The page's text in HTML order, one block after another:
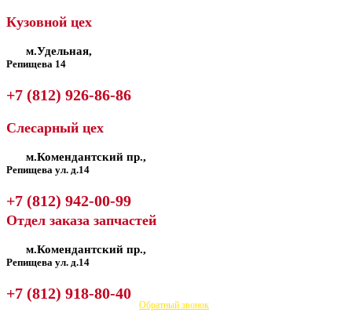
Кузовной цех
м.Удельная,
Репищева 14
+7 (812) 926-86-86
Слесарный цех
м.Комендантский пр.,
Репищева ул. д.14
+7 (812) 942-00-99
Отдел заказа запчастей
м.Комендантский пр.,
Репищева ул. д.14
+7 (812) 918-80-40
Посмотреть на карте Обратный звонок